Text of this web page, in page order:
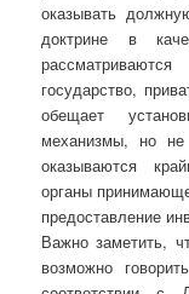
оказывать
доктрине в
государство,
обещает
механизмы, но
оказываются
органы
предоставление
Важно заметить,
возможно